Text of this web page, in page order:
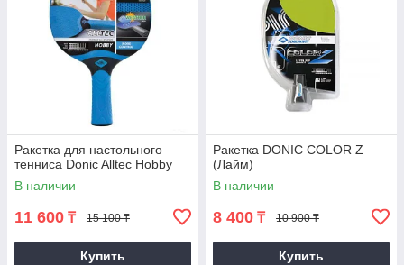
Ракетка для настольного
тенниса Donic Alltec Hobby
В наличии
11 600 ₸ 15 100 ₸
Купить
Ракетка DONIC COLOR Z
(Лайм)
В наличии
8 400 ₸ 10 900 ₸
Купить